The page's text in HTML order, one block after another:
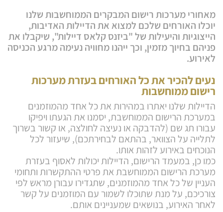
מאחורי מערכות רישום המבקרים הממוחשבות שלנו
יוכלו האורחים שלכם למצוא את הדיילות האדיבות,
הייצוגיות והיעילות של "ביזנס קלאס דיילות", שיקבלו את
פניהם בחיוך מזמין, וכך ייהנו מחוויה נעימה מרגע הכניסה
לאירוע.
נעים להכיר את כל האורחים בעזרת מערכות
רישום ממוחשבות
הדיילות שלנו יאתרו במהירות את כל אחד מהמוזמנים
במערכת הרישום הממוחשבת, יסמנו את הגעתו ויפיקו
עבורו תג שם (להדבקה או נעיצה לחולצה, או קשור בשרוך
לתלייה על הצוואר, בהתאם לבחירתכם), שיעזור לכל
הנוכחים באירוע לזהות אותו.
כמו כן, במעמד הרישום, הדיילות יכולות לאסוף בעזרת
מערכת הרישום הממוחשבת את פרטי ההתקשרות ותחומי
העניין של כל אחד מהמוזמנים, שתגדירו עבורן מראש לפי
צורכיכם, על מנת שתוכלו לשמור עם המוזמנים על קשר
לאחר האירוע, בנושאים שמעניינים אותם.